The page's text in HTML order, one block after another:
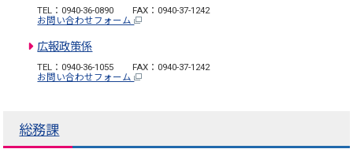
TEL：0940-36-0890
FAX：0940-37-1242
お問い合わせフォーム
広報政策係
TEL：0940-36-1055
FAX：0940-37-1242
お問い合わせフォーム
総務課